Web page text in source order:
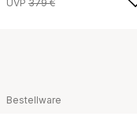
UVP 379 €
Bestellware